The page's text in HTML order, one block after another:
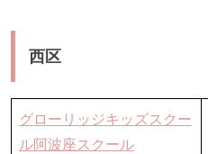
西区
グローリッジキッズスクー
ル阿波座スクール